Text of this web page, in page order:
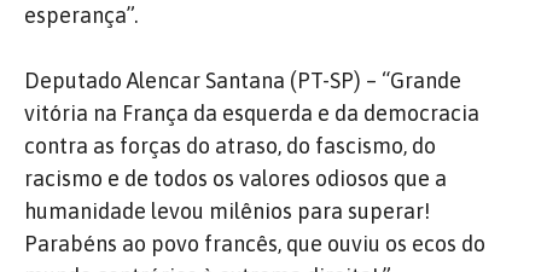
esperança”.
Deputado Alencar Santana (PT-SP) – “Grande
vitória na França da esquerda e da democracia
contra as forças do atraso, do fascismo, do
racismo e de todos os valores odiosos que a
humanidade levou milênios para superar!
Parabéns ao povo francês, que ouviu os ecos do